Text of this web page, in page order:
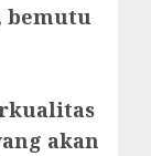
bemutu
akan